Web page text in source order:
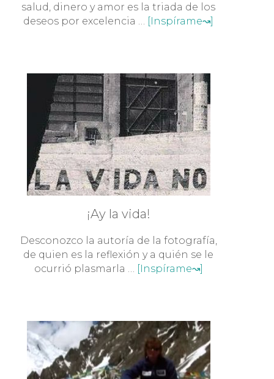
salud, dinero y amor es la triada de los
deseos por excelencia … [Inspírame↝]
¡Ay la vida!
Desconozco la autoría de la fotografía,
de quien es la reflexión y a quién se le
ocurrió plasmarla … [Inspírame↝]